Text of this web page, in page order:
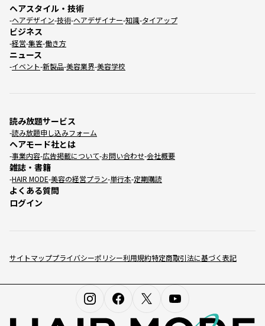
サイトマッププライバシーポリシー利用規約特定商取引法に基づく表記
ヘアスタイル・技術
ヘアデザイン 技術 ヘアデザイナー 知識 タイアップ
ビジネス
経営 集客 働き方
ニュース
イベント 新製品 美容業界 美容学校
読み放題サービス
読み放題申し込みフォーム
ヘアモード社とは
事業内容 広告掲載について お問い合わせ 会社概要
雑誌・書籍
HAIR MODE 美容の経営プラン 単行本 定期購読
よくある質問
ログイン